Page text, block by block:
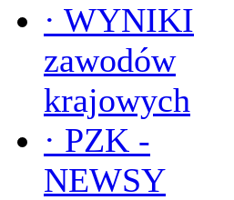
· WYNIKI
zawodów
krajowych
· PZK -
NEWSY